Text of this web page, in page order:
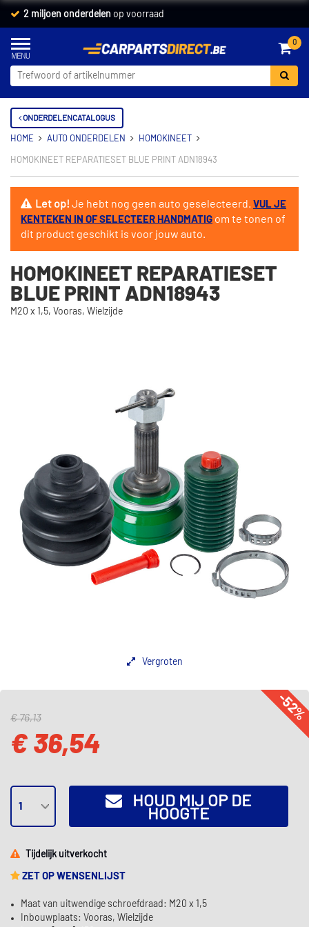
2 miljoen onderdelen op voorraad
0
ONDERDELENCATALOGUS
HOME AUTO ONDERDELEN HOMOKINEET
HOMOKINEET REPARATIESET BLUE PRINT ADN18943
Let op!Je hebt nog geen auto geselecteerd. VUL JE
KENTEKEN IN OF SELECTEER HANDMATIG om te tonen of
dit product geschikt is voor jouw auto.
HOMOKINEET REPARATIESET
BLUE PRINT ADN18943
M20 x 1,5, Vooras, Wielzijde
Vergroten
-
€ 76,13
€ 36,54
HOUD MIJ OP DE
HOOGTE
Tijdelijk uitverkocht
ZET OP WENSENLIJST
Maat van uitwendige schroefdraad: M20 x 1,5
Inbouwplaats: Vooras, Wielzijde